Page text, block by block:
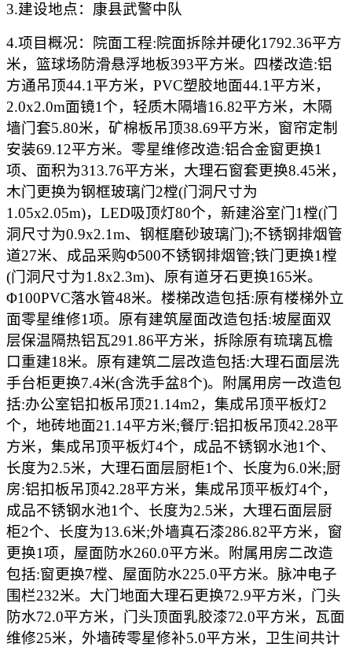
3.建设地点：康县武警中队
4.项目概况：院面工程:院面拆除并硬化1792.36平方
米，篮球场防滑悬浮地板393平方米。四楼改造:铝
方通吊顶44.1平方米，PVC塑胶地面44.1平方米，
2.0x2.0m面镜1个，轻质木隔墙16.82平方米，木隔
墙门套5.80米，矿棉板吊顶38.69平方米，窗帘定制
安装69.12平方米。零星维修改造:铝合金窗更换1
项、面积为313.76平方米，大理石窗套更换8.45米，
木门更换为钢框玻璃门2樘(门洞尺寸为
1.05x2.05m)，LED吸顶灯80个，新建浴室门1樘(门
洞尺寸为0.9x2.1m、钢框磨砂玻璃门);不锈钢排烟管
道27米、成品采购Φ500不锈钢排烟管;铁门更换1樘
(门洞尺寸为1.8x2.3m)、原有道牙石更换165米。
Φ100PVC落水管48米。楼梯改造包括:原有楼梯外立
面零星维修1项。原有建筑屋面改造包括:坡屋面双
层保温隔热铝瓦291.86平方米，拆除原有琉璃瓦檐
口重建18米。原有建筑二层改造包括:大理石面层洗
手台柜更换7.4米(含洗手盆8个)。附属用房一改造包
括:办公室铝扣板吊顶21.14m2，集成吊顶平板灯2
个，地砖地面21.14平方米;餐厅:铝扣板吊顶42.28平
方米，集成吊顶平板灯4个，成品不锈钢水池1个、
长度为2.5米，大理石面层厨柜1个、长度为6.0米;厨
房:铝扣板吊顶42.28平方米，集成吊顶平板灯4个，
成品不锈钢水池1个、长度为2.5米，大理石面层厨
柜2个、长度为13.6米;外墙真石漆286.82平方米，窗
更换1项，屋面防水260.0平方米。附属用房二改造
包括:窗更换7樘、屋面防水225.0平方米。脉冲电子
围栏232米。大门地面大理石更换72.9平方米，门头
防水72.0平方米，门头顶面乳胶漆72.0平方米，瓦面
维修25米，外墙砖零星修补5.0平方米，卫生间共计